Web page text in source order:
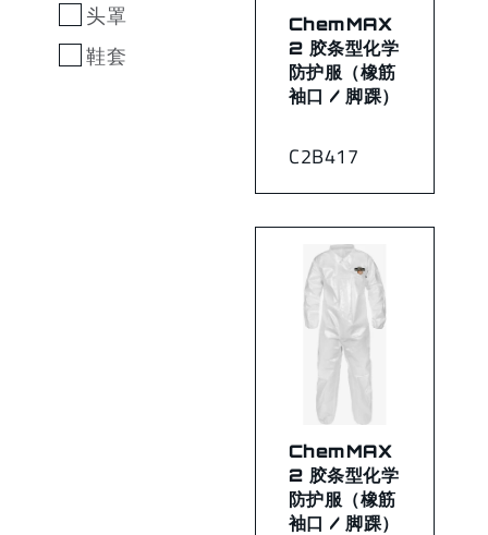
头罩
鞋套
C2B417
ChemMAX
2 胶条型化学
防护服（橡筋
袖口 / 脚踝）
ChemMAX
2 胶条型化学
防护服（橡筋
袖口 / 脚踝）